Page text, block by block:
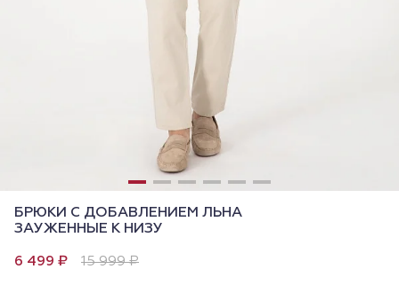
БРЮКИ С ДОБАВЛЕНИЕМ ЛЬНА
ЗАУЖЕННЫЕ К НИЗУ
6 499 ₽ 15 999 ₽